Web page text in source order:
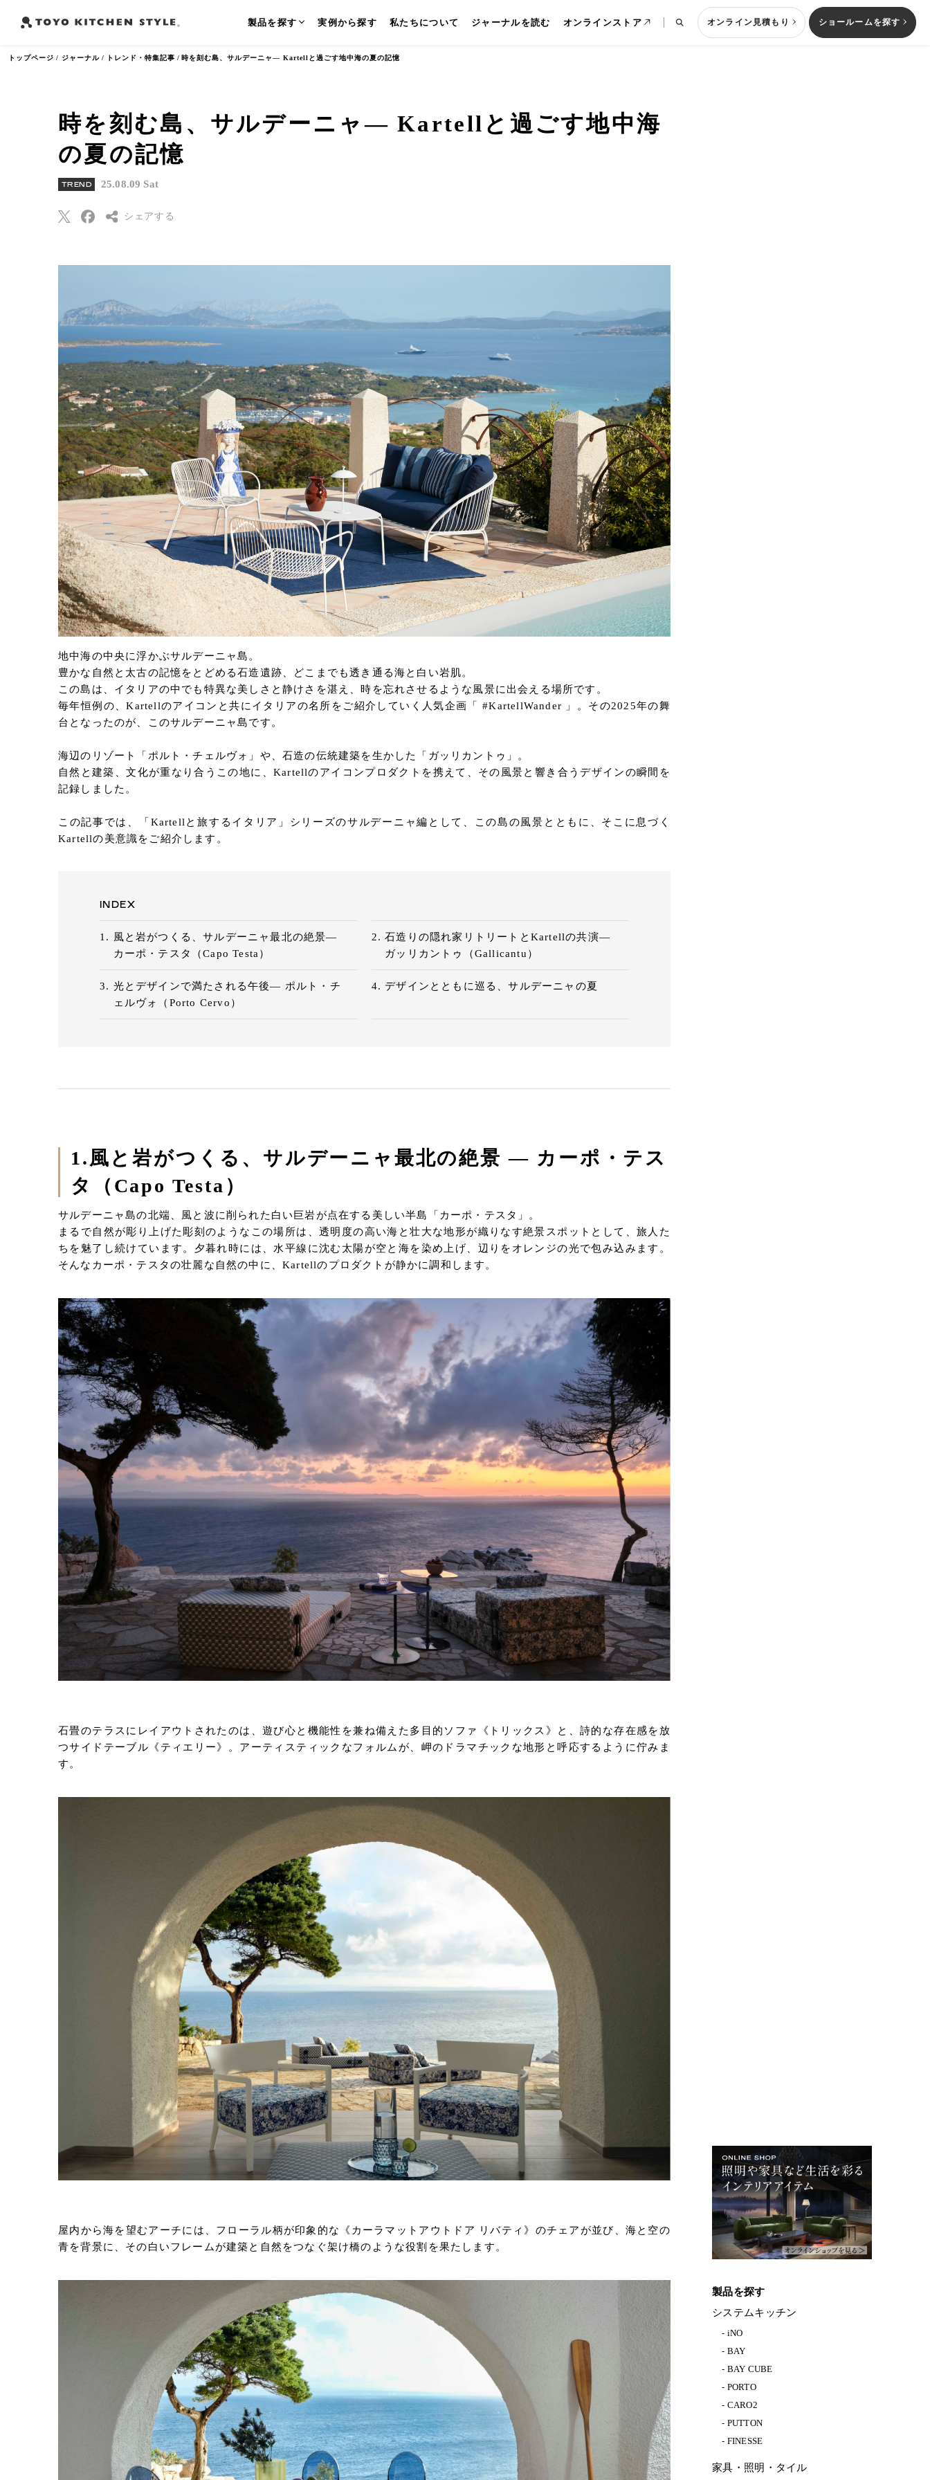
よく検索されるワード
オープンキッチン アイランドキッチン
製品を探す 実例から探す 私たちについて ジャーナルを読む オンラインストア オンライン見積もり ショールームを探す
トップページ ジャーナル トレンド・特集記事 時を刻む島、サルデーニャ— Kartellと過ごす地中海の夏の記憶
時を刻む島、サルデーニャ— Kartellと過ごす地中海
の夏の記憶
TREND 25.08.09 Sat
シェアする
はてなブックマー
ク
Eメールで送信
URLをコピー
地中海の中央に浮かぶサルデーニャ島。
豊かな自然と太古の記憶をとどめる石造遺跡、どこまでも透き通る海と白い岩肌。
この島は、イタリアの中でも特異な美しさと静けさを湛え、時を忘れさせるような風景に出会える場所です。
毎年恒例の、Kartellのアイコンと共にイタリアの名所をご紹介していく人気企画「 #KartellWander 」。その2025年の舞
台となったのが、このサルデーニャ島です。
海辺のリゾート「ポルト・チェルヴォ」や、石造の伝統建築を生かした「ガッリカントゥ」。
自然と建築、文化が重なり合うこの地に、Kartellのアイコンプロダクトを携えて、その風景と響き合うデザインの瞬間を
記録しました。
この記事では、「Kartellと旅するイタリア」シリーズのサルデーニャ編として、この島の風景とともに、そこに息づく
Kartellの美意識をご紹介します。
INDEX
風と岩がつくる、サルデーニャ最北の絶景—
カーポ・テスタ（Capo Testa）
石造りの隠れ家リトリートとKartellの共演—
ガッリカントゥ（Gallicantu）
光とデザインで満たされる午後— ポルト・チ
ェルヴォ（Porto Cervo）
デザインとともに巡る、サルデーニャの夏
1.風と岩がつくる、サルデーニャ最北の絶景 — カーポ・テス
タ（Capo Testa）
サルデーニャ島の北端、風と波に削られた白い巨岩が点在する美しい半島「カーポ・テスタ」。
まるで自然が彫り上げた彫刻のようなこの場所は、透明度の高い海と壮大な地形が織りなす絶景スポットとして、旅人た
ちを魅了し続けています。夕暮れ時には、水平線に沈む太陽が空と海を染め上げ、辺りをオレンジの光で包み込みます。
そんなカーポ・テスタの壮麗な自然の中に、Kartellのプロダクトが静かに調和します。
石畳のテラスにレイアウトされたのは、遊び心と機能性を兼ね備えた多目的ソファ《トリックス》と、詩的な存在感を放
つサイドテーブル《ティエリー》。アーティスティックなフォルムが、岬のドラマチックな地形と呼応するように佇みま
す。
屋内から海を望むアーチには、フローラル柄が印象的な《カーラマットアウトドア リバティ》のチェアが並び、海と空の
青を背景に、その白いフレームが建築と自然をつなぐ架け橋のような役割を果たします。
製品を探す
システムキッチン
iNO
BAY
BAY CUBE
PORTO
CARO2
PUTTON
FINESSE
家具・照明・タイル